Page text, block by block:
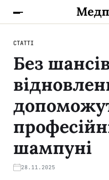
СТАТТІ
Без
шампуні
28.11.2025